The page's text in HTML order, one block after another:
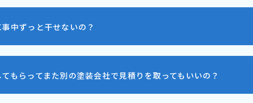
中ずっと干せないの？
もらってまた別の塗装会社で見積りを取ってもいいの？